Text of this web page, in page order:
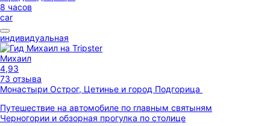
8 часов
car
индивидуальная
Михаил
4,93
73 отзыва
Монастыри Острог, Цетинье и город Подгорица
Путешествие на автомобиле по главным святыням
Черногории и обзорная прогулка по столице